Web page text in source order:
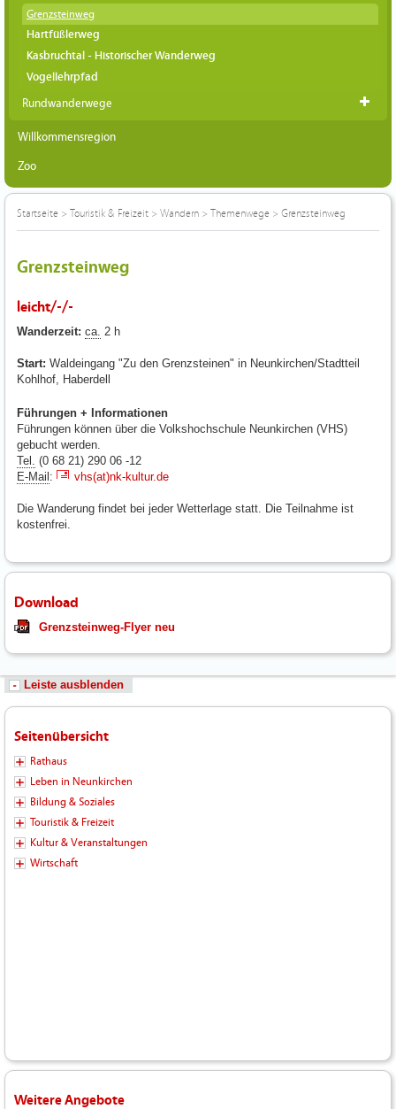
Grenzsteinweg
Hartfüßlerweg
Kasbruchtal - Historischer Wanderweg
Vogellehrpfad
Rundwanderwege
Willkommensregion
Zoo
Startseite > Touristik & Freizeit > Wandern > Themenwege > Grenzsteinweg
Grenzsteinweg
leicht/-/-
Wanderzeit: ca. 2 h
Start: Waldeingang "Zu den Grenzsteinen" in Neunkirchen/Stadtteil
Kohlhof, Haberdell
Führungen + Informationen
Führungen können über die Volkshochschule Neunkirchen (VHS)
gebucht werden.
Tel. (0 68 21) 290 06 -12
E-Mail: vhs(at)nk-kultur.de
Die Wanderung findet bei jeder Wetterlage statt. Die Teilnahme ist
kostenfrei.
Download
Grenzsteinweg-Flyer neu
Leiste ausblenden
Seitenübersicht
Rathaus
Leben in Neunkirchen
Bildung & Soziales
Touristik & Freizeit
Kultur & Veranstaltungen
Wirtschaft
Weitere Angebote